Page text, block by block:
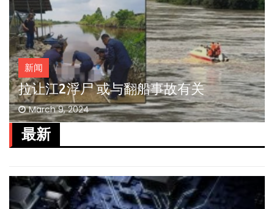
新闻
拉让江2浮尸 或与翻船事故有关
March 9, 2024
最新